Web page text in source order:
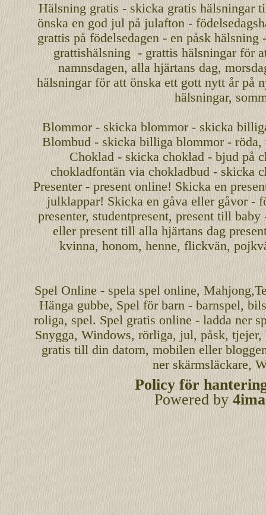
Hälsning gratis - skicka gratis
önska engod julpå julafton -
grattis på födelsedagen - en påsk
grattishälsning - grattis hälsningar för
namnsdagen,alla hjärtans dag,
hälsningar för att önska ett gott nytt årpå
hälsningar,
Blommor - skicka blommor - skicka
Blombud - skicka billiga blommor -
Choklad - skicka choklad - bjud på
chokladfontän via chokladbud - skicka
Presenter - present online! Skicka en
julklappar! Skicka en gåva eller gåvor -
presenter, studentpresent, present till
eller present till alla hjärtans dag
kvinna, honom, henne, flickvän,
Spel Online- spela spel online,Mahjong
Hänga gubbe, Spel för barn - barnspel,
roliga, spel. Spel gratis online - ladda ner
Snygga, Windows, rörliga, jul, påsk, tjejer,
gratis till din datorn, mobilen eller
ner skärmsläckare,
Policy för
Powered by